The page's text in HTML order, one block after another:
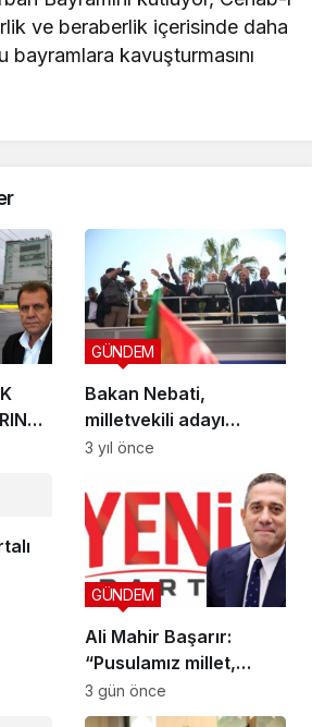
ve beraberlik içerisinde daha
bayramlara kavuşturmasını
Bakan Nebati,
milletvekili adayı
olduğu Mersin’den
muhalefete yüklendi
GÜNDEM
3 yıl önce
Ali Mahir Başarır:
“Pusulamız millet,
rotamız iktidar”
GÜNDEM
3 gün önce